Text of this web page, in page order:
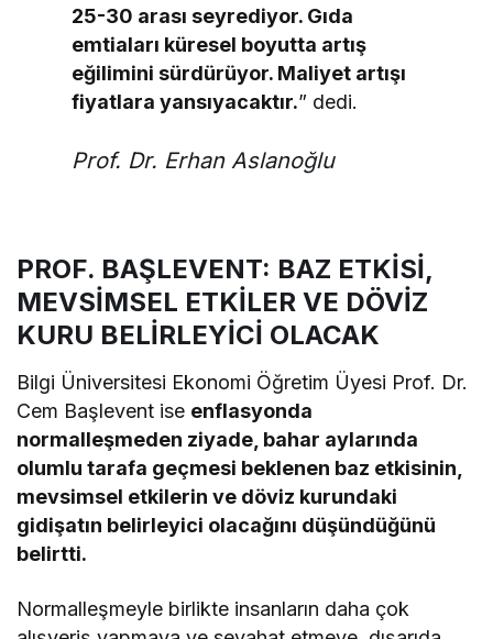
25-30 arası seyrediyor. Gıda
emtiaları küresel boyutta artış
eğilimini sürdürüyor. Maliyet artışı
fiyatlara yansıyacaktır.” dedi.
Prof. Dr. Erhan Aslanoğlu
PROF. BAŞLEVENT: BAZ ETKİSİ,
MEVSİMSEL ETKİLER VE DÖVİZ
KURU BELİRLEYİCİ OLACAK
Bilgi Üniversitesi Ekonomi Öğretim Üyesi Prof. Dr.
Cem Başlevent ise enflasyonda
normalleşmeden ziyade, bahar aylarında
olumlu tarafa geçmesi beklenen baz etkisinin,
mevsimsel etkilerin ve döviz kurundaki
gidişatın belirleyici olacağını düşündüğünü
belirtti.
Normalleşmeyle birlikte insanların daha çok